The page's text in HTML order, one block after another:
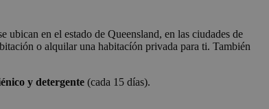
ubican en el estado de Queensland, en las ciudades de
o alquilar una habitacíón privada para ti. También
y detergente (cada 15 días).